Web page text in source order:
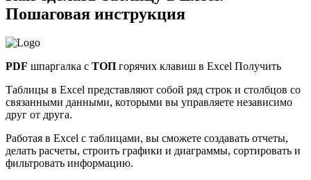
Пошаговая инструкция
PDF шпаргалка с ТОП горячих клавиш в Excel Получить
Таблицы в Excel представляют собой ряд строк и столбцов со
связанными данными, которыми вы управляете независимо
друг от друга.
Работая в Excel с таблицами, вы сможете создавать отчеты,
делать расчеты, строить графики и диаграммы, сортировать и
фильтровать информацию.